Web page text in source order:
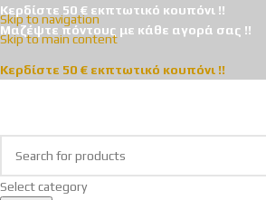
Skip to navigation
Skip to main content
Κερδίστε 50 € εκπτωτικό κουπόνι !!
Μαζέψτε πόντους με κάθε αγορά σας !!
Κερδίστε 50 € εκπτωτικό κουπόνι !!
Select category